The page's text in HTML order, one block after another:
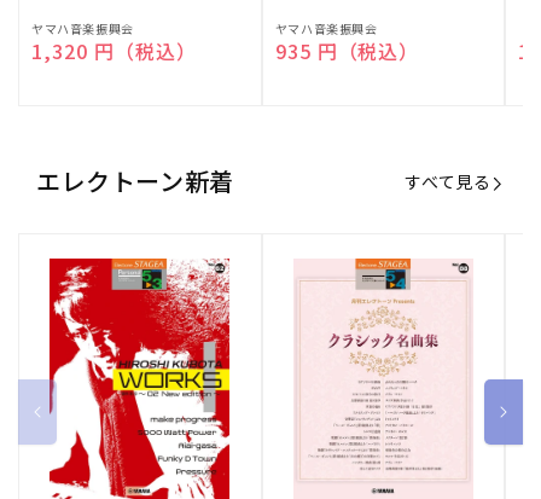
販
売
ヤマハ音楽振興会
通常価格
1,320 円（税込）
販
売
ヤマハ音楽振興会
通常価格
935 円（税込）
売
エレクトーン新着 すべて見る